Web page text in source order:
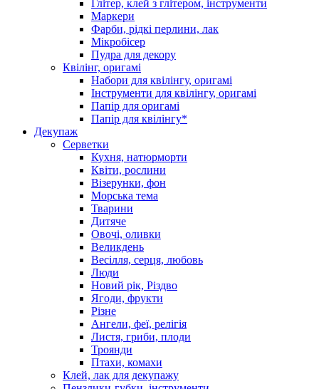
Глітер, клей з глітером, інструменти
Маркери
Фарби, рідкі перлини, лак
Мікробісер
Пудра для декору
Квілінг, оригамі
Набори для квілінгу, оригамі
Інструменти для квілінгу, оригамі
Папір для оригамі
Папір для квілінгу*
Декупаж
Серветки
Кухня, натюрморти
Квіти, рослини
Візерунки, фон
Морська тема
Тварини
Дитяче
Овочі, оливки
Великдень
Весілля, серця, любовь
Люди
Новий рік, Різдво
Ягоди, фрукти
Різне
Ангели, феї, релігія
Листя, гриби, плоди
Троянди
Птахи, комахи
Клей, лак для декупажу